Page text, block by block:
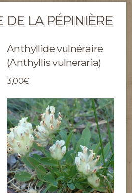
DE LA PÉPINIÈRE
Anthyllide vulnéraire
(Anthyllis vulneraria)
3,00€